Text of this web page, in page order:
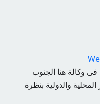
وكالة هنا الجنوب
المحلية والدولية بنظرة